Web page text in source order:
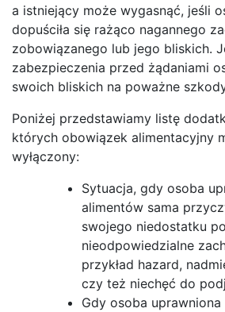
a istniejący może wygasnąć, jeśli
dopuściła się rażąco nagannego
zobowiązanego lub jego bliskich.
zabezpieczenia przed żądaniami
swoich bliskich na poważne
Poniżej przedstawiamy listę
których obowiązek alimentacyjny
wyłączony:
Sytuacja, gdy osoba
alimentów sama
swojego niedostatku
nieodpowiedzialne
przykład hazard,
czy też niechęć do
Gdy osoba